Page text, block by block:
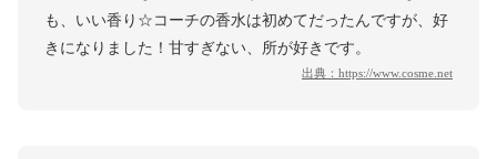
も、いい香り☆コーチの香水は初めてだったんですが、好
きになりました！甘すぎない、所が好きです。
出典： https://www.cosme.net